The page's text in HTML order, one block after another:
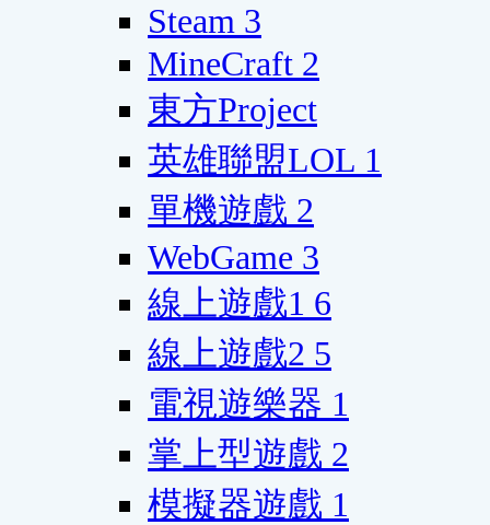
Steam 3
MineCraft 2
東方Project
英雄聯盟LOL 1
單機遊戲 2
WebGame 3
線上遊戲1 6
線上遊戲2 5
電視遊樂器 1
掌上型遊戲 2
模擬器遊戲 1